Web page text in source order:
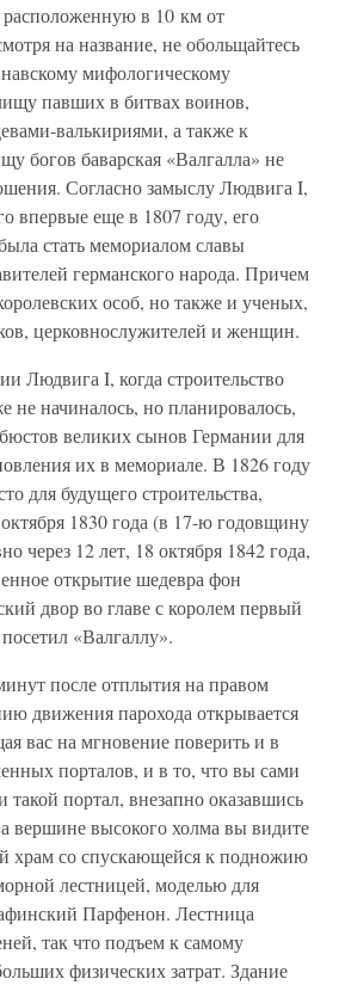
расположенную в 10 км от
на название, не обольщайтесь
мифологическому
павших в битвах воинов,
валькириями, а также к
богов баварская «Валгалла» не
Согласно замыслу Людвига I,
впервые еще в 1807 году, его
стать мемориалом славы
германского народа. Причем
особ, но также и ученых,
церковнослужителей и женщин.
Людвига I, когда строительство
не начиналось, но планировалось,
великих сынов Германии для
их в мемориале. В 1826 году
для будущего строительства,
октября 1830 года (в 17-ю годовщину
через 12 лет, 18 октября 1842 года,
открытие шедевра фон
двор во главе с королем первый
«Валгаллу».
после отплытия на правом
движения парохода открывается
вас на мгновение поверить и в
порталов, и в то, что вы сами
такой портал, внезапно оказавшись
вершине высокого холма вы видите
храм со спускающейся к подножию
лестницей, моделью для
Парфенон. Лестница
так что подъем к самому
физических затрат. Здание